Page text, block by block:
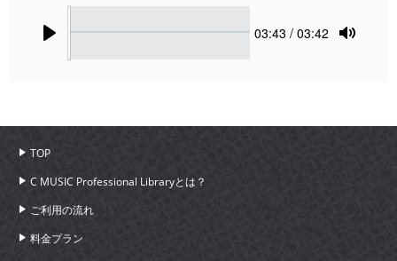
Current
03:43 / 03:42
TOP
C MUSIC Professional Libraryとは？
ご利用の流れ
料金プラン